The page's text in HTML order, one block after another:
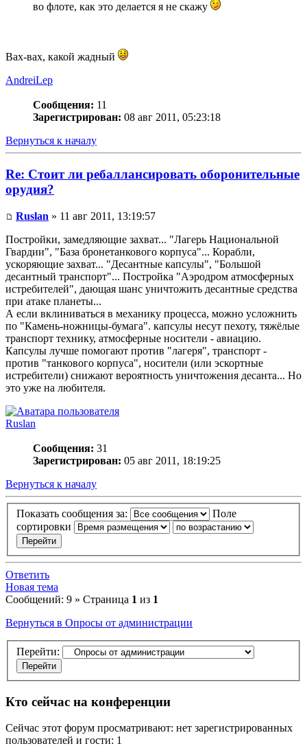
во флоте, как это делается я не скажу
Вах-вах, какой жадный
AndreiLep
Сообщения: 11
Зарегистрирован: 08 авг 2011, 05:23:18
Вернуться к началу
Re: Стоит ли ребаллансировать оборонительные
орудия?
Ruslan » 11 авг 2011, 13:19:57
Постройки, замедляющие захват... "Лагерь Национальной
Гвардии", "База бронетанкового корпуса"... Корабли,
ускоряющие захват... "Десантные капсулы", "Большой
десантный транспорт"... Постройка "Аэродром атмосферных
истребителей", дающая шанс уничтожить десантные средства
при атаке планеты...
А если вклиниваться в механику процесса, можно усложнить
по "Камень-ножницы-бумага". капсулы несут пехоту, тяжёлые
транспорт технику, атмосферные носители - авиацию.
Капсулы лучше помогают против "лагеря", транспорт -
против "танкового корпуса", носители (или эскортные
истребители) снижают вероятность уничтожения десанта... Но
это уже на любителя.
Ruslan
Сообщения: 31
Зарегистрирован: 05 авг 2011, 18:19:25
Вернуться к началу
Показать сообщения за:
Поле
сортировки
Ответить
Новая тема
Сообщений: 9 » Страница 1 из 1
Вернуться в Опросы от администрации
Перейти:
Кто сейчас на конференции
Сейчас этот форум просматривают: нет зарегистрированных
пользователей и гости: 1